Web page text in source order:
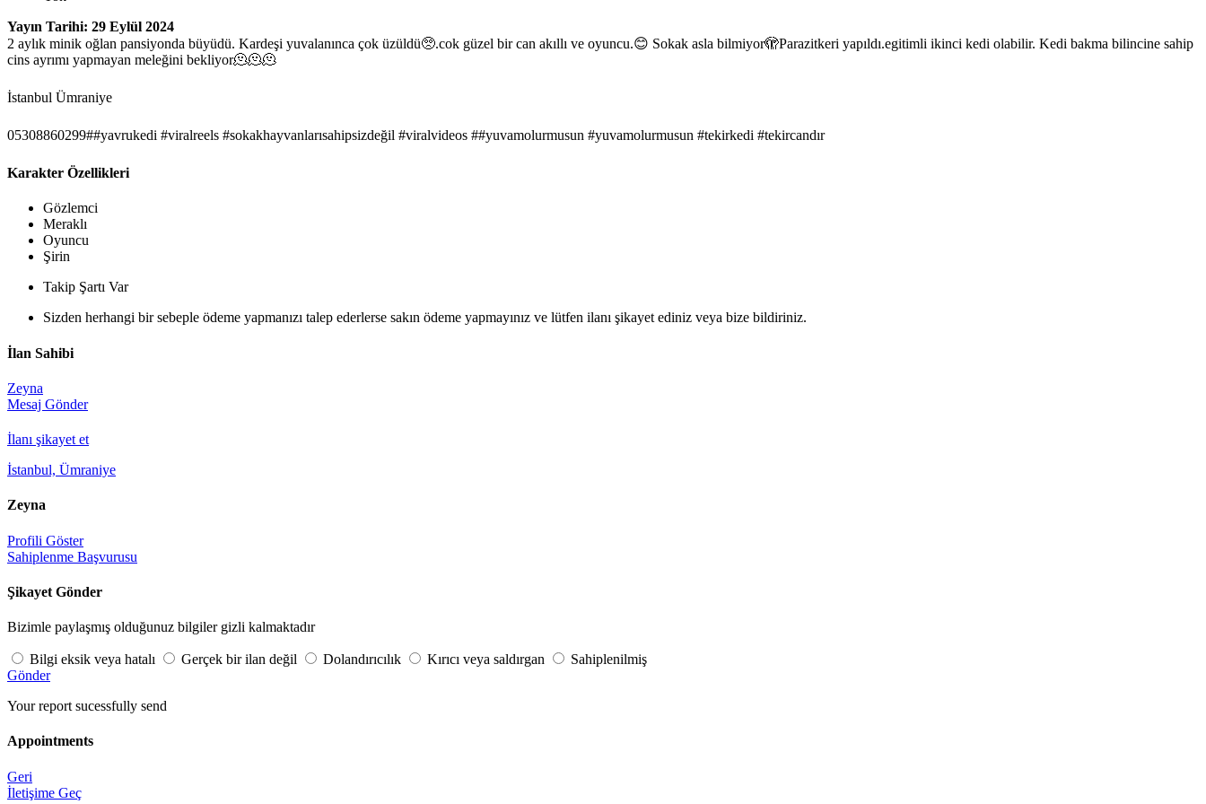
Yayın Tarihi: 29 Eylül 2024
2 aylık minik oğlan pansiyonda büyüdü. Kardeşi yuvalanınca çok üzüldü🥺.cok güzel bir can akıllı ve oyuncu.😊 Sokak asla bilmiyor🫣Parazitkeri yapıldı.egitimli ikinci kedi olabilir. Kedi bakma bilincine sahip
cins ayrımı yapmayan meleğini bekliyor🫠🫠🫠
İstanbul Ümraniye
05308860299##yavrukedi #viralreels #sokakhayvanlarısahipsizdeğil #viralvideos ##yuvamolurmusun #yuvamolurmusun #tekirkedi #tekircandır
Karakter Özellikleri
Gözlemci
Meraklı
Oyuncu
Şirin
Takip Şartı Var
Sizden herhangi bir sebeple ödeme yapmanızı talep ederlerse sakın ödeme yapmayınız ve lütfen ilanı şikayet ediniz veya bize bildiriniz.
İlan Sahibi
Zeyna
Mesaj Gönder
İlanı şikayet et
İstanbul, Ümraniye
Zeyna
Profili Göster
Sahiplenme Başvurusu
Şikayet Gönder
Bizimle paylaşmış olduğunuz bilgiler gizli kalmaktadır
Bilgi eksik veya hatalı Gerçek bir ilan değil Dolandırıcılık Kırıcı veya saldırgan
Sahiplenilmiş
Gönder
Your report sucessfully send
Appointments
Geri
İletişime Geç